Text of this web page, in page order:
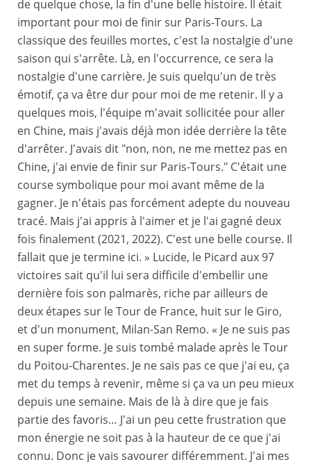
de quelque chose, la fin d'une belle histoire. Il était
important pour moi de finir sur Paris-Tours. La
classique des feuilles mortes, c'est la nostalgie d'une
saison qui s'arrête. Là, en l'occurrence, ce sera la
nostalgie d'une carrière. Je suis quelqu'un de très
émotif, ça va être dur pour moi de me retenir. Il y a
quelques mois, l'équipe m'avait sollicitée pour aller
en Chine, mais j'avais déjà mon idée derrière la tête
d'arrêter. J'avais dit "non, non, ne me mettez pas en
Chine, j'ai envie de finir sur Paris-Tours." C'était une
course symbolique pour moi avant même de la
gagner. Je n'étais pas forcément adepte du nouveau
tracé. Mais j'ai appris à l'aimer et je l'ai gagné deux
fois finalement (2021, 2022). C'est une belle course. Il
fallait que je termine ici. » Lucide, le Picard aux 97
victoires sait qu'il lui sera difficile d'embellir une
dernière fois son palmarès, riche par ailleurs de
deux étapes sur le Tour de France, huit sur le Giro,
et d'un monument, Milan-San Remo. « Je ne suis pas
en super forme. Je suis tombé malade après le Tour
du Poitou-Charentes. Je ne sais pas ce que j'ai eu, ça
met du temps à revenir, même si ça va un peu mieux
depuis une semaine. Mais de là à dire que je fais
partie des favoris… J'ai un peu cette frustration que
mon énergie ne soit pas à la hauteur de ce que j'ai
connu. Donc je vais savourer différemment. J'ai mes